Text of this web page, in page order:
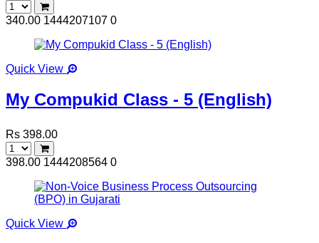
340.00 1444207107 0
Quick View
My Compukid Class - 5 (English)
Rs 398.00
398.00 1444208564 0
Quick View